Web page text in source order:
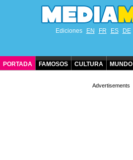
Ediciones EN FR ES DE
PORTADA FAMOSOS CULTURA MUNDO